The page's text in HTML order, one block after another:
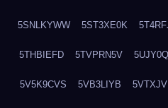
5SNLKYWW 5ST3XE0K
5THBIEFD 5TVPRN5V
5V5K9CVS 5VB3LIYB